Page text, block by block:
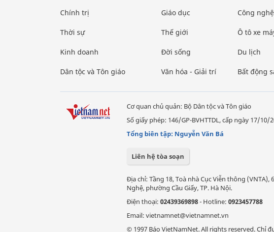
Chính trị
Thời sự
Kinh doanh
Dân tộc và Tôn giáo
Giáo dục
Thế giới
Đời sống
Văn hóa - Giải trí
Công nghệ
Ô tô xe
Du lịch
Bất động
Cơ quan chủ quản: Bộ Dân tộc và Tôn giáo
Số giấy phép: 146/GP-BVHTTDL, cấp ngày 17/10/
Tổng biên tập: Nguyễn Văn Bá
Liên hệ tòa soạn
Địa chỉ: Tầng 18, Toà nhà Cục Viễn thông (VNTA),
Nghệ, phường Cầu Giấy, TP. Hà Nội.
Điện thoại: 02439369898- Hotline: 0923457788
Email: vietnamnet@vietnamnet.vn
© 1997 Báo VietNamNet. All rights reserved. Chỉ